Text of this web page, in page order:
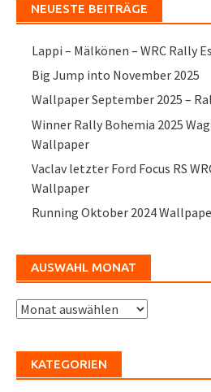
NEUESTE BEITRÄGE
Lappi – Mälkönen – WRC Rally
Big Jump into November 2025
Wallpaper September 2025 –
Winner Rally Bohemia 2025
Wallpaper
Vaclav letzter Ford Focus RS
Wallpaper
Running Oktober 2024
AUSWAHL MONAT
Auswahl
KATEGORIEN